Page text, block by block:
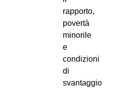
rapporto,
povertà
minorile
e
condizioni
di
svantaggio